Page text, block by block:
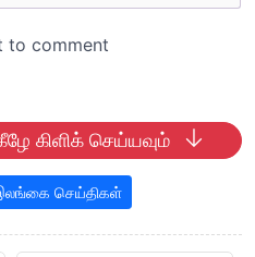
கிளிக் செய்யவும்
செய்திகள்